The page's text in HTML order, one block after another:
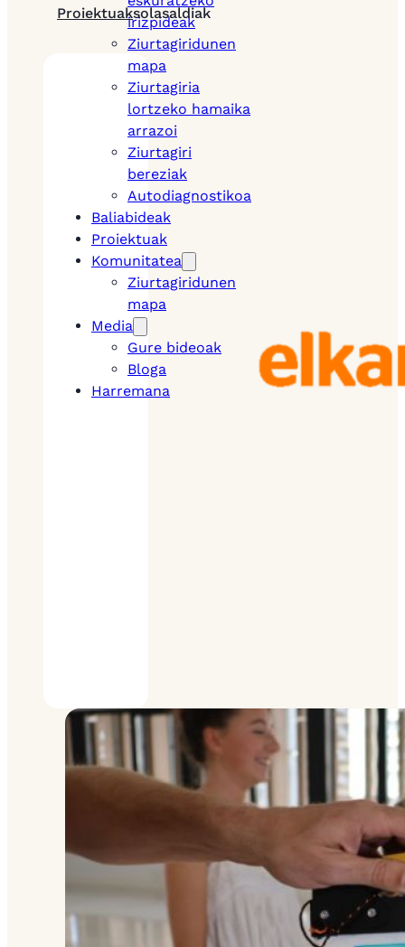
irizpideak
Ziurtagiridunen
mapa
Ziurtagiria
lortzeko hamaika
arrazoi
Ziurtagiri
bereziak
Autodiagnostikoa
Baliabideak
Proiektuak
Komunitatea
Ziurtagiridunen
mapa
Media
Gure bideoak
Bloga
Harremana
Proiektuaksolasaldiak